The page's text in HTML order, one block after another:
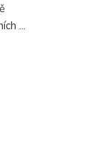
...